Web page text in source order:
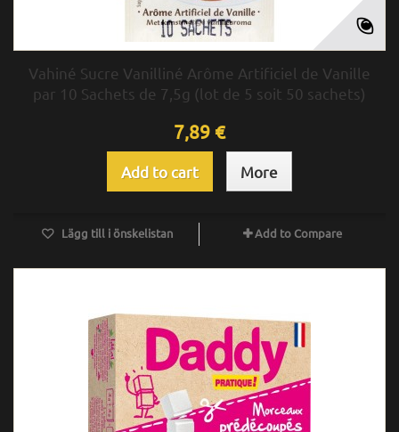
Vahiné Sucre Vanilliné Arôme Artificiel de Vanille
par 10 Sachets de 7,5g (lot de 5 soit 50 sachets)
7,89 €
Add to cart More
Lägg till i önskelistan Add to Compare